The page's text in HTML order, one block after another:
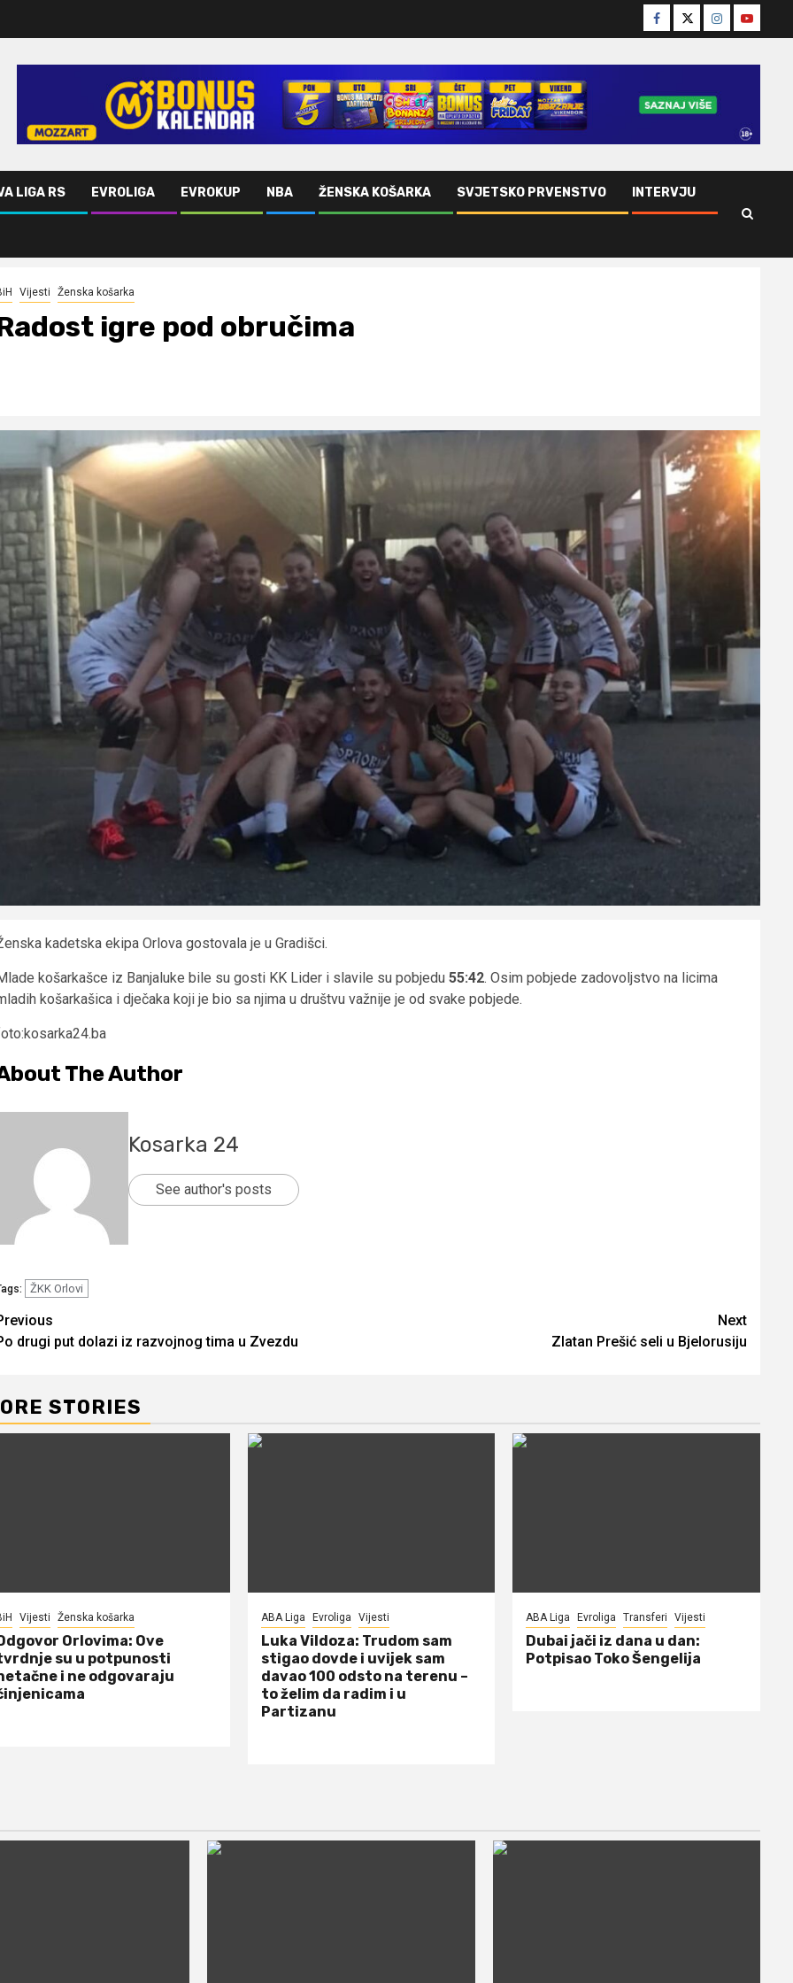
Facebook
TwitterInstagram
Youtube
LIGA RS EVROLIGA EVROKUP NBA ŽENSKA KOŠARKA SVJETSKO PRVENSTVO INTERVJU
Vijesti Ženska košarka
igre pod obručima
kadetska ekipa Orlova gostovala je u Gradišci.
košarkašce iz Banjaluke bile su gosti KK Lider i slavile su pobjedu 55:42. Osim pobjede zadovoljstvo na licima
košarkašica i dječaka koji je bio sa njima u društvu važnije je od svake pobjede.
The Author
Kosarka 24
See author's posts
ŽKK Orlovi
drugi put dolazi iz razvojnog tima u Zvezdu
Next
Zlatan Prešić seli u Bjelorusiju
STORIES
Vijesti Ženska košarka
Orlovima: ​Ove
su u potpunosti
i ne odgovaraju
ABA Liga Evroliga Vijesti
Luka Vildoza: Trudom sam
stigao dovde i uvijek sam
davao 100 odsto na terenu –
to želim da radim i u
Partizanu
ABA Liga Evroliga Transferi Vijesti
Dubai jači iz dana u dan:
Potpisao Toko Šengelija